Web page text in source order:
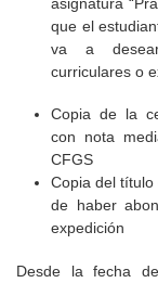
asignatura
que el
va a
curriculares o
Copia de la
con nota
CFGS
Copia del
de haber
expedición
Desde la fecha